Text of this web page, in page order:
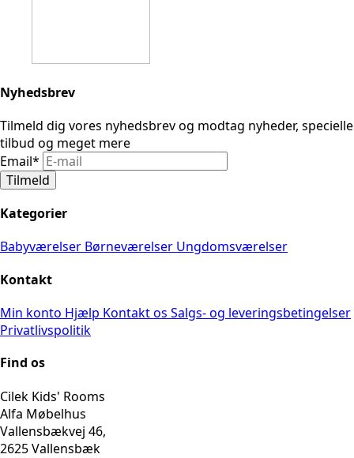
Nyhedsbrev
Tilmeld dig vores nyhedsbrev og modtag nyheder, specielle
tilbud og meget mere
Email*
Tilmeld
Kategorier
Babyværelser Børneværelser Ungdomsværelser
Kontakt
Min konto Hjælp Kontakt os Salgs- og leveringsbetingelser
Privatlivspolitik
Find os
Cilek Kids' Rooms
Alfa Møbelhus
Vallensbækvej 46,
2625 Vallensbæk